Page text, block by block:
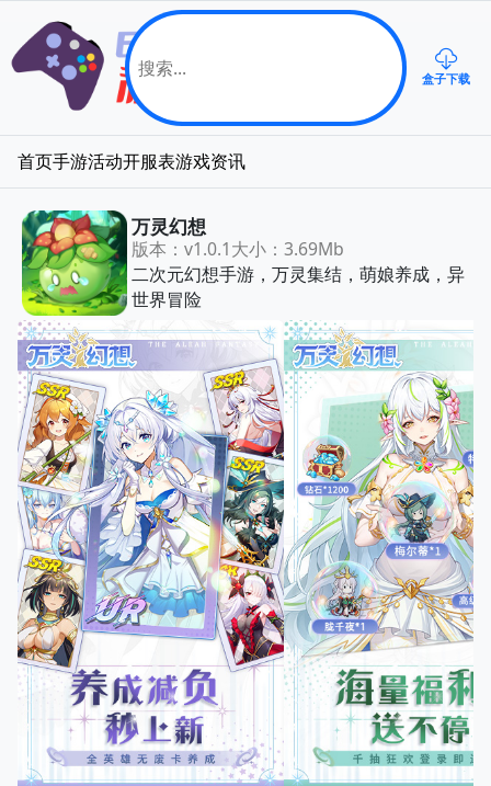
盒子下载
首页手游活动开服表游戏资讯
万灵幻想
版本：v1.0.1大小：3.69Mb
二次元幻想手游，万灵集结，萌娘养成，异
世界冒险